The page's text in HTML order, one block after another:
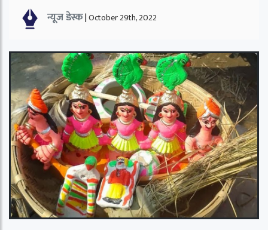
न्यूज डेस्क|October 29th, 2022